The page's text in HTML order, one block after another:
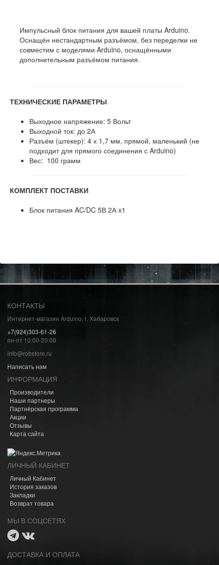
Импульсный блок питания для вашей платы Arduino.
Оснащён нестандартным разъёмом, без переделки не
совместим с моделями Arduino, оснащёнными
дополнительным разъёмом питания.
ТЕХНИЧЕСКИЕ ПАРАМЕТРЫ
Выходное напряжение: 5 Вольт
Выходной ток: до 2А
Разъём (штекер): 4 х 1,7 мм, прямой, маленький (не
подходит для прямого соединения с Arduino)
Вес: 100 грамм
КОМПЛЕКТ ПОСТАВКИ
Блок питания AC/DC 5В 2А x1
КОНТАКТЫ
Интернет-магазин Arduino, г. Хабаровск
+7(924)303-61-26
пн-пт 10:00-20:00
info@robstore.ru
Написать нам
ИНФОРМАЦИЯ
Производители
Наши партнеры
Партнёрская программа
Акции
Отзывы
Карта сайта
ЛИЧНЫЙ КАБИНЕТ
Личный Кабинет
История заказов
Закладки
Возврат товара
МЫ В СОЦСЕТЯХ
ДОСТАВКА И ОПЛАТА